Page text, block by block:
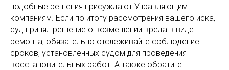
подобные решения присуждают Управляющим
компаниям. Если по итогу рассмотрения вашего иска,
суд принял решение о возмещении вреда в виде
ремонта, обязательно отслеживайте соблюдение
сроков, установленных судом для проведения
восстановительных работ. А также обратите